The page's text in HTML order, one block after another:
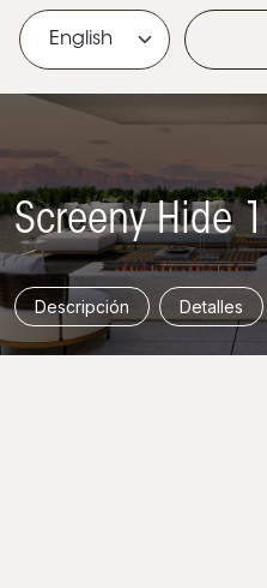
Screeny Hide
Descripción Detalles